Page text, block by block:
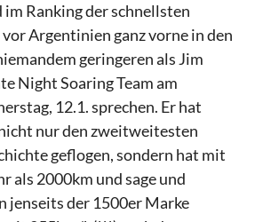
Ranking der schnellsten
Argentinien ganz vorne in den
geringeren als Jim
Night Soaring Team am
12.1. sprechen. Er hat
nur den zweitweitesten
geflogen, sondern hat mit
als 2000km und sage und
jenseits der 1500er Marke